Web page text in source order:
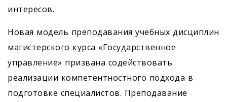
интересов.
Новая модель преподавания учебных дисциплин
магистерского курса «Государственное
управление» призвана содействовать
реализации компетентностного подхода в
подготовке специалистов. Преподавание